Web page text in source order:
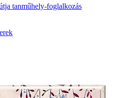
tanműhely-foglalkozás